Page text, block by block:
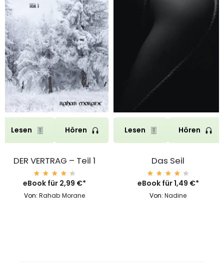
Lesen Hören
DER VERTRAG – Teil 1
Bewert
et mit
von 5
eBook für 2,99 €*
Von: Rahab Morane
Lesen Hören
Das Seil
Bewert
et mit
von 5
eBook für1,49 €*
Von:Nadine